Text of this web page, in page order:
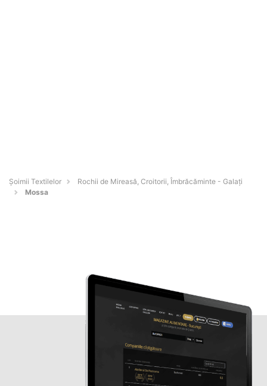
Șoimii Textilelor
Rochii de Mireasă, Croitorii, Îmbrăcăminte - Galaţi
Mossa